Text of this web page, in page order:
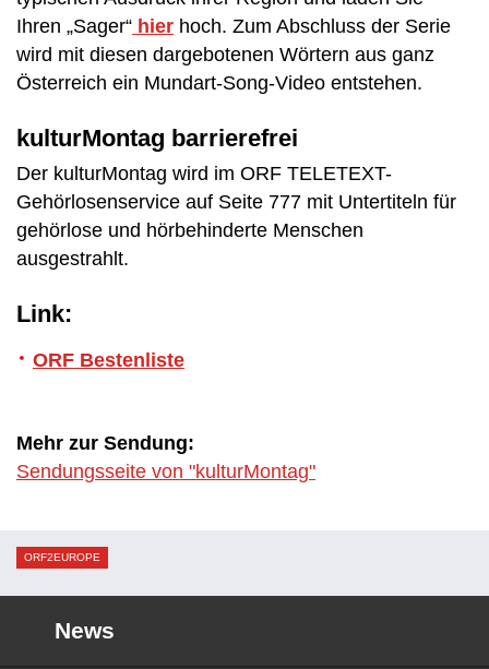
Ihren „Sager“ hier hoch. Zum Abschluss der Serie
wird mit diesen dargebotenen Wörtern aus ganz
Österreich ein Mundart-Song-Video entstehen.
kulturMontag barrierefrei
Der kulturMontag wird im ORF TELETEXT-
Gehörlosenservice auf Seite 777 mit Untertiteln für
gehörlose und hörbehinderte Menschen
ausgestrahlt.
Link:
ORF Bestenliste
Mehr zur Sendung:
Sendungsseite von "kulturMontag"
ORF2EUROPE
News